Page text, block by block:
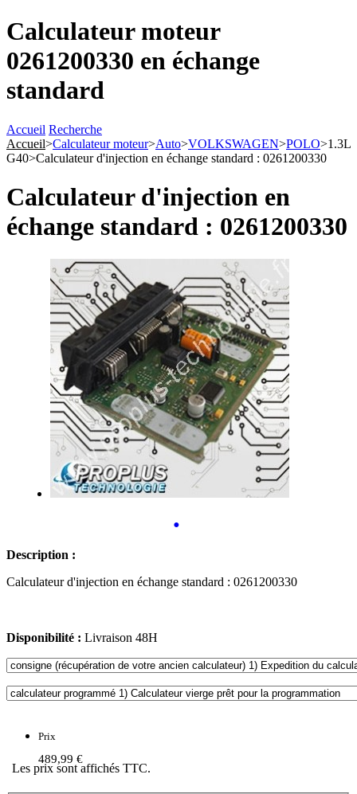
Calculateur moteur
0261200330 en échange
standard
Accueil Recherche
Accueil>Calculateur moteur>Auto>VOLKSWAGEN>POLO>1.3L
G40>Calculateur d'injection en échange standard : 0261200330
Calculateur d'injection en
échange standard : 0261200330
•
Description :
Calculateur d'injection en échange standard : 0261200330
Disponibilité : Livraison 48H
Prix
489,99 €
Les prix sont affichés TTC.